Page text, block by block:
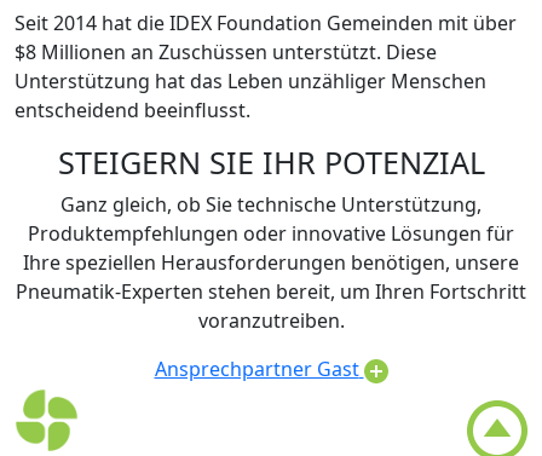
Seit 2014 hat die IDEX Foundation Gemeinden mit über
$8 Millionen an Zuschüssen unterstützt. Diese
Unterstützung hat das Leben unzähliger Menschen
entscheidend beeinflusst.
STEIGERN SIE IHR POTENZIAL
Ganz gleich, ob Sie technische Unterstützung,
Produktempfehlungen oder innovative Lösungen für
Ihre speziellen Herausforderungen benötigen, unsere
Pneumatik-Experten stehen bereit, um Ihren Fortschritt
voranzutreiben.
Ansprechpartner Gast